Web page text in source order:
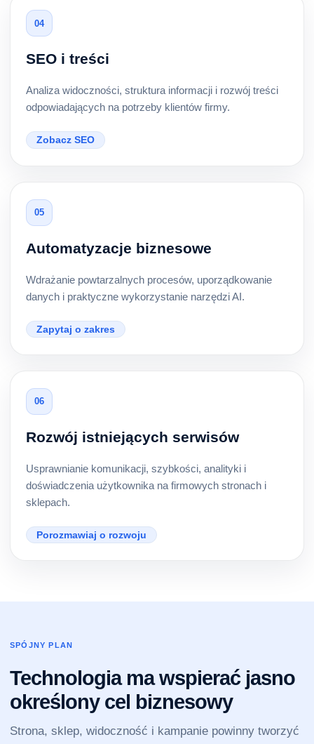
04
SEO i treści
Analiza widoczności, struktura informacji i rozwój treści
odpowiadających na potrzeby klientów firmy.
Zobacz SEO
05
Automatyzacje biznesowe
Wdrażanie powtarzalnych procesów, uporządkowanie
danych i praktyczne wykorzystanie narzędzi AI.
Zapytaj o zakres
06
Rozwój istniejących serwisów
Usprawnianie komunikacji, szybkości, analityki i
doświadczenia użytkownika na firmowych stronach i
sklepach.
Porozmawiaj o rozwoju
SPÓJNY PLAN
Technologia ma wspierać jasno
określony cel biznesowy
Strona, sklep, widoczność i kampanie powinny tworzyć